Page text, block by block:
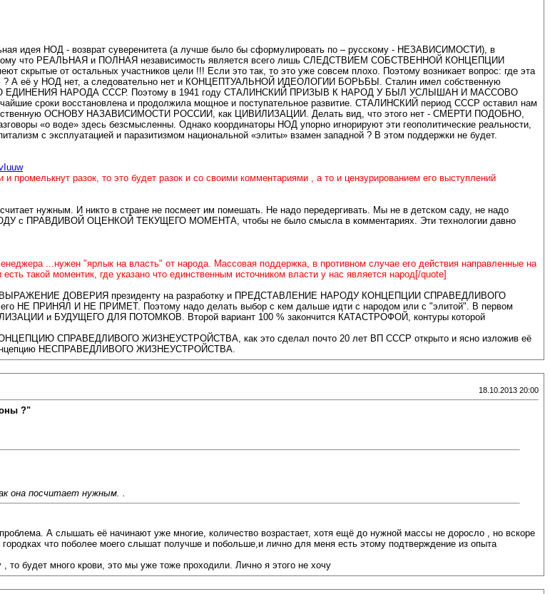
идея НОД - возврат суверенитета (а лучше было бы сформулировать по – русскому - НЕЗАВИСИМОСТИ), в
что РЕАЛЬНАЯ и ПОЛНАЯ независимость является всего лишь СЛЕДСТВИЕМ СОБСТВЕННОЙ КОНЦЕПЦИИ
от остальных участников цели !!! Если это так, то это уже совсем плохо. Поэтому возникает вопрос: где эта
? А её у НОД нет, а следовательно нет и КОНЦЕПТУАЛЬНОЙ ИДЕОЛОГИИ БОРЬБЫ. Сталин имел собственную
НАРОДА СССР. Поэтому в 1941 году СТАЛИНСКИЙ ПРИЗЫВ К НАРОД У БЫЛ УСЛЫШАН И МАССОВО
сроки восстановлена и продолжила мощное и поступательное развитие. СТАЛИНСКИЙ период СССР оставил нам
ОСНОВУ НАЗАВИСИМОСТИ РОССИИ, как ЦИВИЛИЗАЦИИ. Делать вид, что этого нет - СМЕРТИ ПОДОБНО,
«о воде» здесь безсмысленны. Однако координаторы НОД упорно игнорируют эти геополитические реальности,
с эксплуатацией и паразитизмом национальной «элиты» взамен западной ? В этом поддержки не будет.
промелькнут разок, то это будет разок и со своими комментариями , а то и цензурированием его выступлений
нужным. И никто в стране не посмеет им помешать. Не надо передергивать. Мы не в детском саду, не надо
с ПРАВДИВОЙ ОЦЕНКОЙ ТЕКУЩЕГО МОМЕНТА, чтобы не было смысла в комментариях. Эти технологии давно
...нужен "ярлык на власть" от народа. Массовая поддержка, в противном случае его действия направленные на
такой моментик, где указано что единственным источником власти у нас является народ[/quote]
ДОВЕРИЯ президенту на разработку и ПРЕДСТАВЛЕНИЕ НАРОДУ КОНЦЕПЦИИ СПРАВЕДЛИВОГО
ПРИНЯЛ И НЕ ПРИМЕТ. Поэтому надо делать выбор с кем дальше идти с народом или с "элитой". В первом
и БУДУЩЕГО ДЛЯ ПОТОМКОВ. Второй вариант 100 % закончится КАТАСТРОФОЙ, контуры которой
СПРАВЕДЛИВОГО ЖИЗНЕУСТРОЙСТВА, как это сделал почто 20 лет ВП СССР открыто и ясно изложив её
НЕСПРАВЕДЛИВОГО ЖИЗНЕУСТРОЙСТВА.
18.10.2013 20:00
?"
она посчитает нужным. .
А слышать её начинают уже многие, количество возрастает, хотя ещё до нужной массы не доросло , но вскоре
что поболее моего слышат получше и побольше,и лично для меня есть этому подтверждение из опыта
будет много крови, это мы уже тоже проходили. Лично я этого не хочу